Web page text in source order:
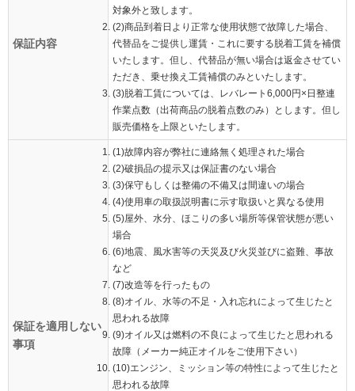
保証内容
対象外と致します。
(2)商品到着日より正常な使用状態で故障した場合、
代替品をご提供し運賃・これに要する脱着工賃を補償
いたします。但し、代替品が無い場合は返金させてい
ただき、乗せ換え工賃補償のみといたします。
(3)脱着工賃については、レバレート6,000円×日整連
作業点数（出荷商品の脱着点数のみ）とします。但し
販売価格を上限といたします。
保証を適用しない
事項
(1)故障内容が弊社に連絡無く処理された場合
(2)破損品の提示又は保証書のない場合
(3)保守もしくは整備の不備又は間違いの場合
(4)使用車の取扱説明書に示す取扱いと異なる使用
(5)屋外、水分、ほこりの多い場所等保管状態が悪い
場合
(6)地震、風水害等の天災及び火災並びに盗難、事故
など
(7)改造等を行ったもの
(8)オイル、水等の不足・入れ忘れによって生じたと
思われる故障
(9)オイル又は燃料の不良によって生じたと思われる
故障（メーカー純正オイルをご使用下さい）
(10)エンジン、ミッション等の特性によって生じたと
思われる故障